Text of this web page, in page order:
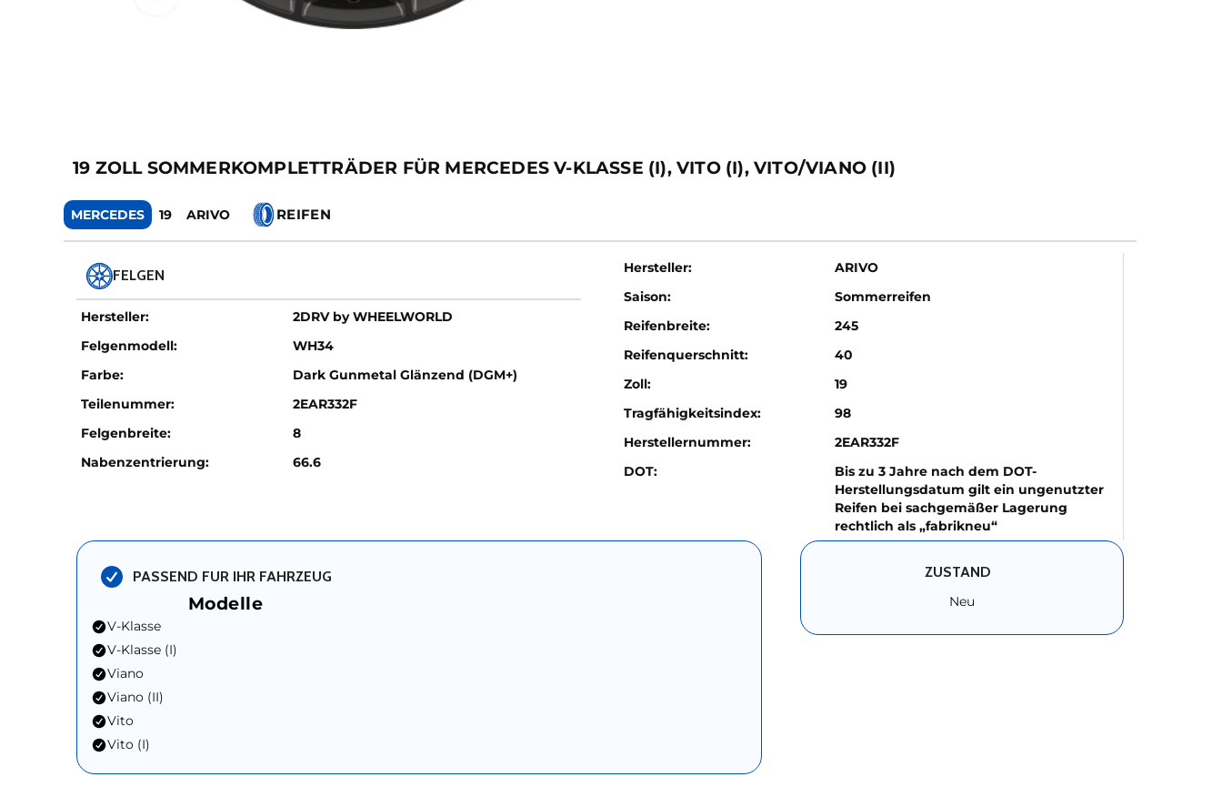
19 ZOLL SOMMERKOMPLETTRÄDER FÜR MERCEDES V-KLASSE (I), VITO (I), VITO/VIANO (II)
MERCEDES 19 ARIVO REIFEN
FELGEN
Hersteller:
2DRV by WHEELWORLD
Felgenmodell:
WH34
Farbe:
Dark Gunmetal Glänzend (DGM+)
Teilenummer:
2EAR332F
Felgenbreite:
8
Nabenzentrierung:
66.6
Hersteller:
ARIVO
Saison:
Sommerreifen
Reifenbreite:
245
Reifenquerschnitt:
40
Zoll:
19
Tragfähigkeitsindex:
98
Herstellernummer:
2EAR332F
DOT:
Bis zu 3 Jahre nach dem DOT-
Herstellungsdatum gilt ein ungenutzter
Reifen bei sachgemäßer Lagerung
rechtlich als „fabrikneu“
PASSEND FUR IHR FAHRZEUG
Modelle
V-Klasse
V-Klasse (I)
Viano
Viano (II)
Vito
Vito (I)
ZUSTAND
Neu